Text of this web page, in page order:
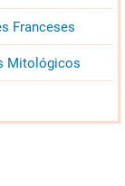
Franceses
Mitológicos